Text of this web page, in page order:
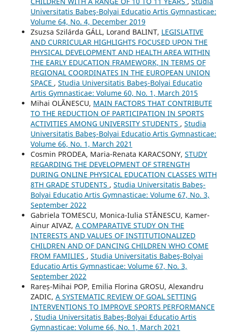
Universitatis Babeş-Bolyai Educatio Artis Gymnasticae:
Volume 64, No. 4, December 2019
Zsuzsa Szilárda GÁLL, Lorand BALINT, LEGISLATIVE
AND CURRICULAR HIGHLIGHTS FOCUSED UPON THE
PHYSICAL DEVELOPMENT AND HEALTH AREA WITHIN
THE EARLY EDUCATION FRAMEWORK, IN TERMS OF
REGIONAL COORDINATES IN THE EUROPEAN UNION
SPACE , Studia Universitatis Babeş-Bolyai Educatio
Artis Gymnasticae: Volume 60, No. 1, March 2015
Mihai OLĂNESCU, MAIN FACTORS THAT CONTRIBUTE
TO THE REDUCTION OF PARTICIPATION IN SPORTS
ACTIVITIES AMONG UNIVERSITY STUDENTS , Studia
Universitatis Babeş-Bolyai Educatio Artis Gymnasticae:
Volume 66, No. 1, March 2021
Cosmin PRODEA, Maria-Renata KARACSONY, STUDY
REGARDING THE DEVELOPMENT OF STRENGTH
DURING ONLINE PHYSICAL EDUCATION CLASSES WITH
8TH GRADE STUDENTS , Studia Universitatis Babeş-
Bolyai Educatio Artis Gymnasticae: Volume 67, No. 3,
September 2022
Gabriela TOMESCU, Monica-Iulia STĂNESCU, Kamer-
Ainur AIVAZ, A COMPARATIVE STUDY ON THE
INTERESTS AND VALUES OF INSTITUTIONALIZED
CHILDREN AND OF DANCING CHILDREN WHO COME
FROM FAMILIES , Studia Universitatis Babeş-Bolyai
Educatio Artis Gymnasticae: Volume 67, No. 3,
September 2022
Rareș-Mihai POP, Emilia Florina GROSU, Alexandru
ZADIC, A SYSTEMATIC REVIEW OF GOAL SETTING
INTERVENTIONS TO IMPROVE SPORTS PERFORMANCE
, Studia Universitatis Babeş-Bolyai Educatio Artis
Gymnasticae: Volume 66, No. 1, March 2021